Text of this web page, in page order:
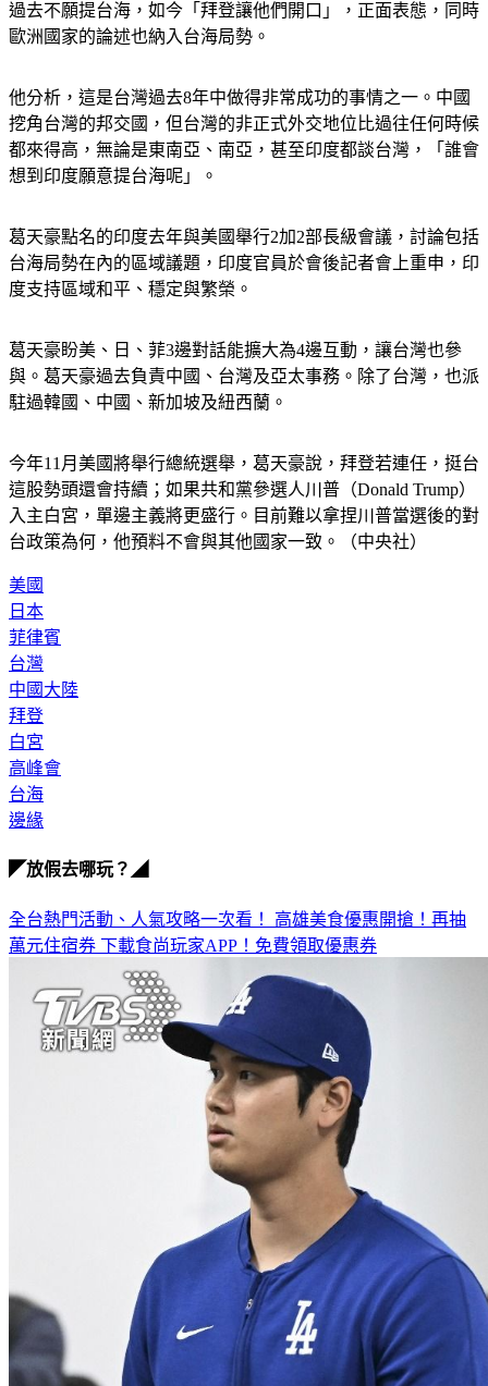
過去不願提台海，如今「拜登讓他們開口」，正面表態，同時
歐洲國家的論述也納入台海局勢。
他分析，這是台灣過去8年中做得非常成功的事情之一。中國
挖角台灣的邦交國，但台灣的非正式外交地位比過往任何時候
都來得高，無論是東南亞、南亞，甚至印度都談台灣，「誰會
想到印度願意提台海呢」。
葛天豪點名的印度去年與美國舉行2加2部長級會議，討論包括
台海局勢在內的區域議題，印度官員於會後記者會上重申，印
度支持區域和平、穩定與繁榮。
葛天豪盼美、日、菲3邊對話能擴大為4邊互動，讓台灣也參
與。葛天豪過去負責中國、台灣及亞太事務。除了台灣，也派
駐過韓國、中國、新加坡及紐西蘭。
今年11月美國將舉行總統選舉，葛天豪說，拜登若連任，挺台
這股勢頭還會持續；如果共和黨參選人川普（Donald Trump）
入主白宮，單邊主義將更盛行。目前難以拿捏川普當選後的對
台政策為何，他預料不會與其他國家一致。（中央社）
美國
日本
菲律賓
台灣
中國大陸
拜登
白宮
高峰會
台海
邊緣
◤放假去哪玩？◢
全台熱門活動、人氣攻略一次看！ 高雄美食優惠開搶！再抽
萬元住宿券 下載食尚玩家APP！免費領取優惠券